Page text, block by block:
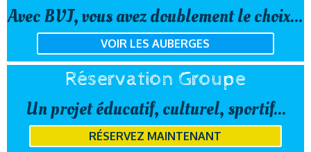
Avec BVJ, vous avez doublement le choix...
VOIR LES AUBERGES
Réservation Groupe
Un projet éducatif, culturel, sportif...
RÉSERVEZ MAINTENANT